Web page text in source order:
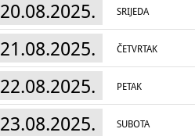
20.08.2025. SRIJEDA
21.08.2025. ČETVRTAK
22.08.2025. PETAK
23.08.2025. SUBOTA